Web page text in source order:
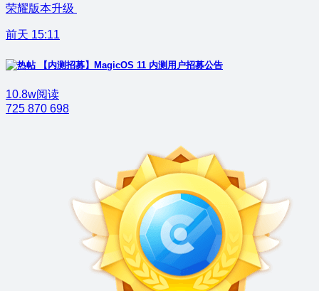
荣耀版本升级
前天 15:11
【内测招募】MagicOS 11 内测用户招募公告
10.8w阅读
725 870 698